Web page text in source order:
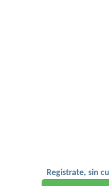
Registrate, sin